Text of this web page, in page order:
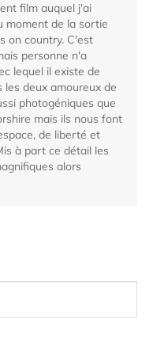
film auquel j'ai
moment de la sortie
on country. C'est
personne n'a
lequel il existe de
deux amoureux de
photogéniques que
mais ils nous font
de liberté et
à part ce détail les
alors